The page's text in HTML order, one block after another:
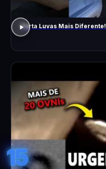
Porta Luvas Mais Diferente!
15